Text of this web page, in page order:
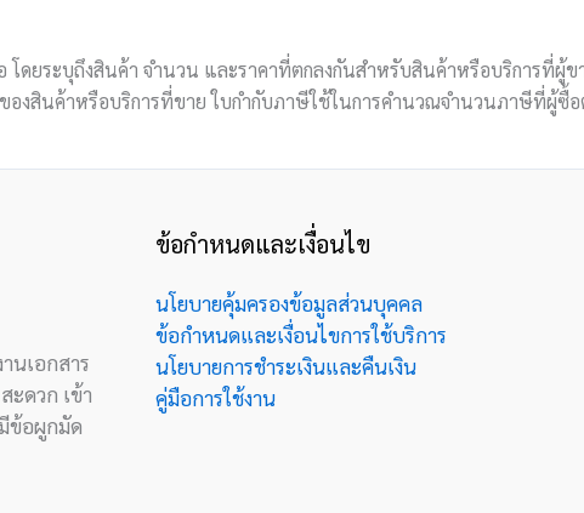
ดยระบุถึงสินค้า จำนวน และราคาที่ตกลงกันสำหรับสินค้าหรือบริการที่ผู้
งสินค้าหรือบริการที่ขาย ใบกำกับภาษีใช้ในการคำนวณจำนวนภาษีที่ผู้ซื้อ
นเอกสาร
ะดวก เข้า
ข้อผูกมัด
ข้อกำหนดและเงื่อนไข
นโยบายคุ้มครองข้อมูลส่วนบุคคล
ข้อกำหนดและเงื่อนไขการใช้บริการ
นโยบายการชำระเงินและคืนเงิน
คู่มือการใช้งาน